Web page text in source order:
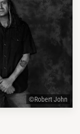
©Robert John